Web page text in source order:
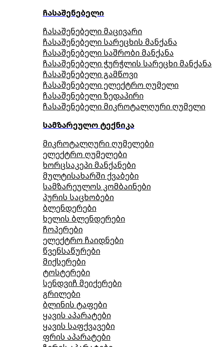
ჩასაშენებელი
ჩასაშენებელი მაცივარი
ჩასაშენებელი სარეცხის მანქანა
ჩასაშენებელი საშრობი მანქანა
ჩასაშენებელი ჭურჭლის სარეცხი მანქანა
ჩასაშენებელი გამწოვი
ჩასაშენებელი ელექტრო ღუმელი
ჩასაშენებელი ზედაპირი
ჩასაშენებელი მიკროტალღური ღუმელი
სამზარეულო ტექნიკა
მიკროტალღური ღუმელები
ელექტრო ღუმელები
ხორცსაკეპი მანქანები
მულტისახარში ქვაბები
სამზარეულოს კომბაინები
პურის საცხობები
ბლენდერები
ხელის ბლენდერები
ჩოპერები
ელექტრო ჩაიდნები
წვენსაწურები
მიქსერები
ტოსტერები
სენდვიჩ მეიქერები
გრილები
ბლინის ტაფები
ყავის აპარატები
ყავის საფქვავები
ფრის აპარატები